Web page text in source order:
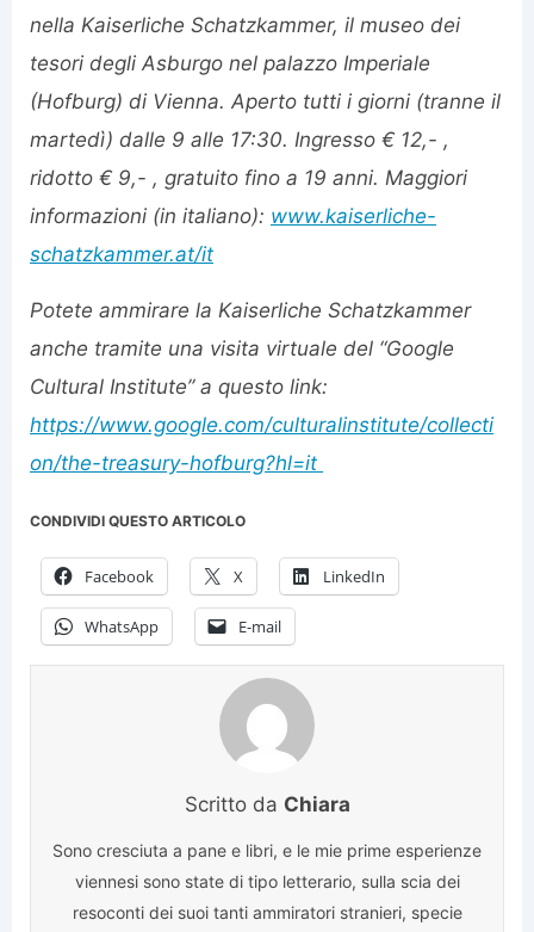
nella Kaiserliche Schatzkammer, il museo dei
tesori degli Asburgo nel palazzo Imperiale
(Hofburg) di Vienna. Aperto tutti i giorni (tranne il
martedì) dalle 9 alle 17:30. Ingresso € 12,- ,
ridotto € 9,- , gratuito fino a 19 anni. Maggiori
informazioni (in italiano): www.kaiserliche-
schatzkammer.at/it
Potete ammirare la Kaiserliche Schatzkammer
anche tramite una visita virtuale del “Google
Cultural Institute” a questo link:
https://www.google.com/culturalinstitute/collecti
on/the-treasury-hofburg?hl=it
CONDIVIDI QUESTO ARTICOLO
Facebook X LinkedIn
WhatsApp E-mail
Scritto da Chiara
Sono cresciuta a pane e libri, e le mie prime esperienze
viennesi sono state di tipo letterario, sulla scia dei
resoconti dei suoi tanti ammiratori stranieri, specie